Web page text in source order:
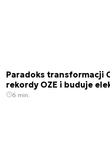
Paradoks transformacji
rekordy OZE i buduje
6 min.